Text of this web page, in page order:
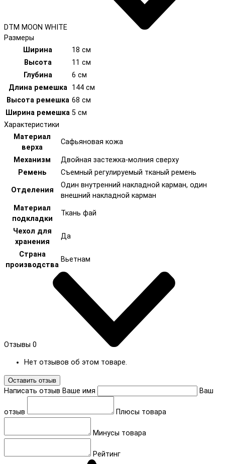
DTM MOON WHITE
Размеры
Ширина
18 см
Высота
11 см
Глубина
6 см
Длина ремешка
144 см
Высота ремешка 68 см
Ширина ремешка 5 см
Характеристики
Материал
верха
Сафьяновая кожа
Механизм
Двойная застежка-молния сверху
Ремень
Съемный регулируемый тканый ремень
Отделения
Один внутренний накладной карман, один
внешний накладной карман
Материал
подкладки
Ткань фай
Чехол для
хранения
Да
Страна
производства
Вьетнам
Отзывы 0
Нет отзывов об этом товаре.
Оставить отзыв
Написать отзыв Ваше имя Ваш
отзыв Плюсы товара
Минусы товара
Рейтинг